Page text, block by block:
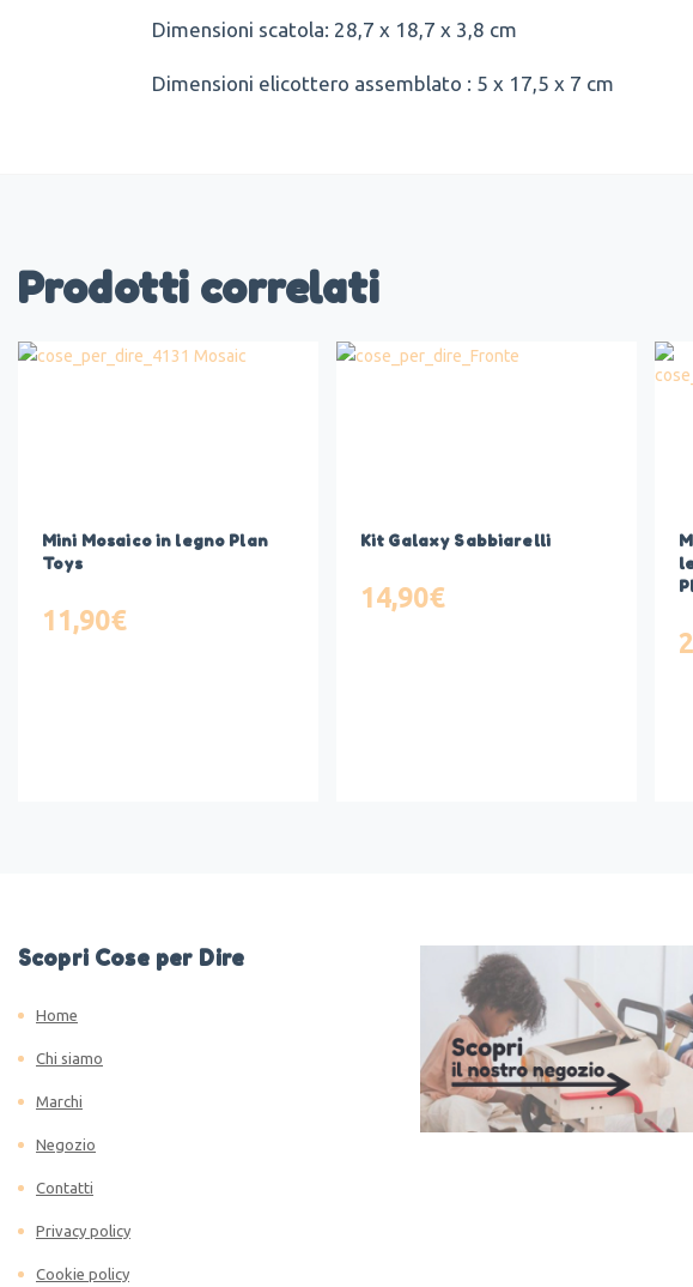
Dimensioni scatola: 28,7 x 18,7 x 3,8 cm
Dimensioni elicottero assemblato : 5 x 17,5 x 7 cm
Prodotti correlati
Mini Mosaico in legno Plan
Toys
11,90€
Kit Galaxy Sabbiarelli
14,90€
Scopri Cose per Dire
Home
Chi siamo
Marchi
Negozio
Contatti
Privacy policy
Cookie policy